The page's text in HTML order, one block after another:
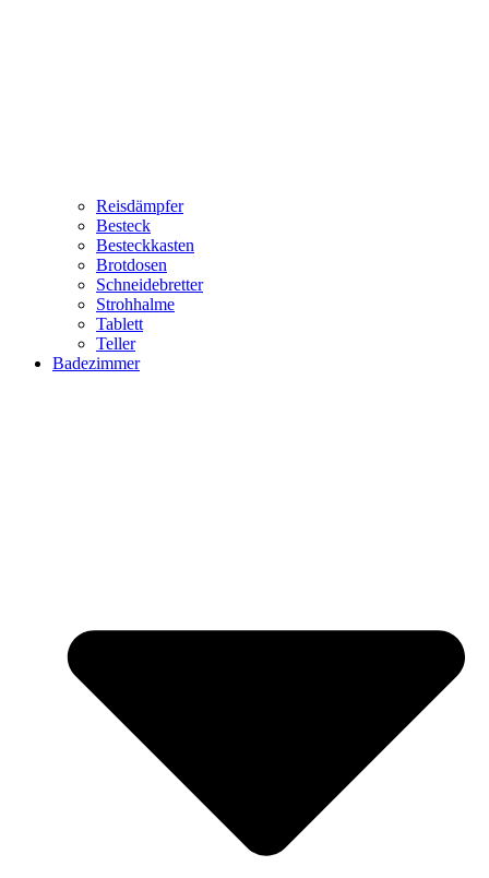
Reisdämpfer
Besteck
Besteckkasten
Brotdosen
Schneidebretter
Strohhalme
Tablett
Teller
Badezimmer